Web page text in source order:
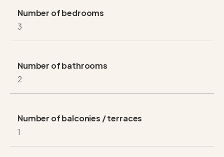
Number of bedrooms
3
Number of bathrooms
2
Number of balconies / terraces
1